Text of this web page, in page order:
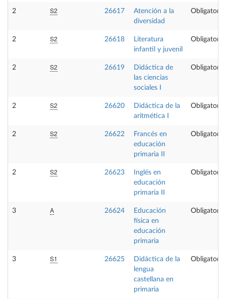
2 S2 26617
Atención a la
diversidad
Obligatoria
2 S2 26618
Literatura
infantil y juvenil
Obligatoria
2 S2 26619
Didáctica de
las ciencias
sociales I
Obligatoria
2 S2 26620
Didáctica de la
aritmética I
Obligatoria
2 S2 26622
Francés en
educación
primaria II
Obligatoria
2 S2 26623
Inglés en
educación
primaria II
Obligatoria
3 A 26624
Educación
física en
educación
primaria
Obligatoria
3 S1 26625
Didáctica de la
lengua
castellana en
primaria
Obligatoria